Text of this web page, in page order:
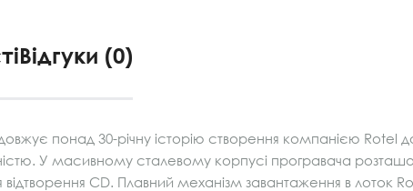
Відгуки (0)
понад 30-річну історію створення компанією Rotel
У масивному сталевому корпусі програвача
CD. Плавний механізм завантаження в лоток